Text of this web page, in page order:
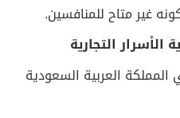
غير متاح للمنافسين.
التجارية
العربية السعودية